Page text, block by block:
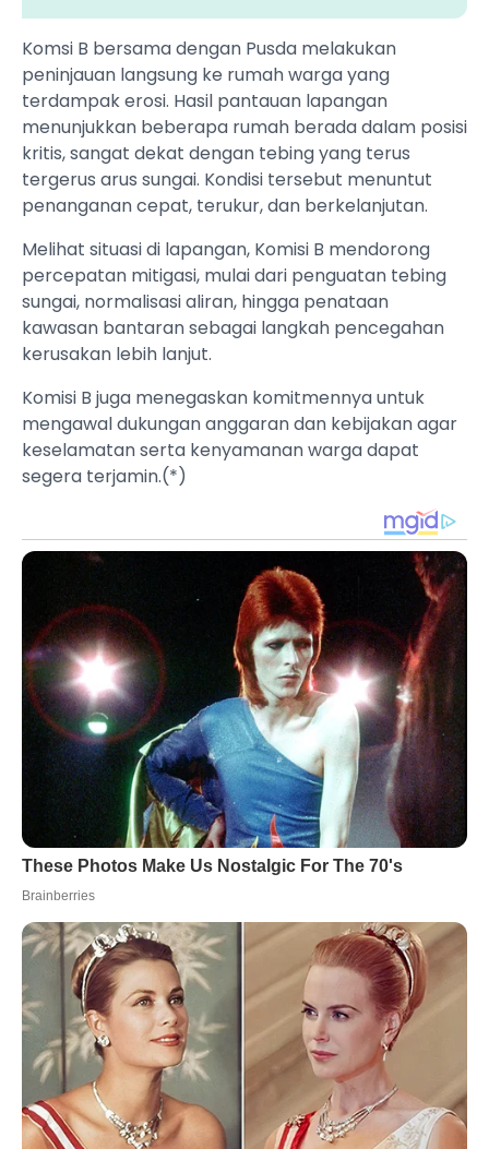
Komsi B bersama dengan Pusda melakukan
peninjauan langsung ke rumah warga yang
terdampak erosi. Hasil pantauan lapangan
menunjukkan beberapa rumah berada dalam posisi
kritis, sangat dekat dengan tebing yang terus
tergerus arus sungai. Kondisi tersebut menuntut
penanganan cepat, terukur, dan berkelanjutan.
Melihat situasi di lapangan, Komisi B mendorong
percepatan mitigasi, mulai dari penguatan tebing
sungai, normalisasi aliran, hingga penataan
kawasan bantaran sebagai langkah pencegahan
kerusakan lebih lanjut.
Komisi B juga menegaskan komitmennya untuk
mengawal dukungan anggaran dan kebijakan agar
keselamatan serta kenyamanan warga dapat
segera terjamin.(*)